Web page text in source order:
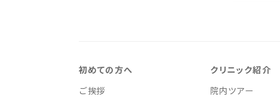
初めての方へ
ご挨拶
クリニック紹介
院内ツアー